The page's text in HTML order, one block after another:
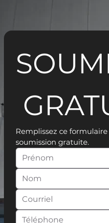
Remplissez ce
soumission gratuite.